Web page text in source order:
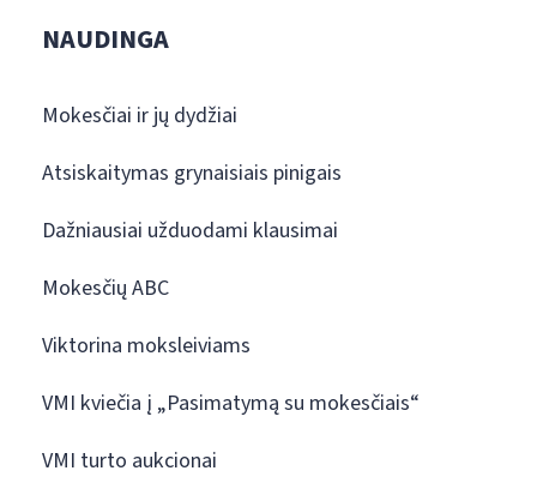
NAUDINGA
Mokesčiai ir jų dydžiai
Atsiskaitymas grynaisiais pinigais
Dažniausiai užduodami klausimai
Mokesčių ABC
Viktorina moksleiviams
VMI kviečia į „Pasimatymą su mokesčiais“
VMI turto aukcionai